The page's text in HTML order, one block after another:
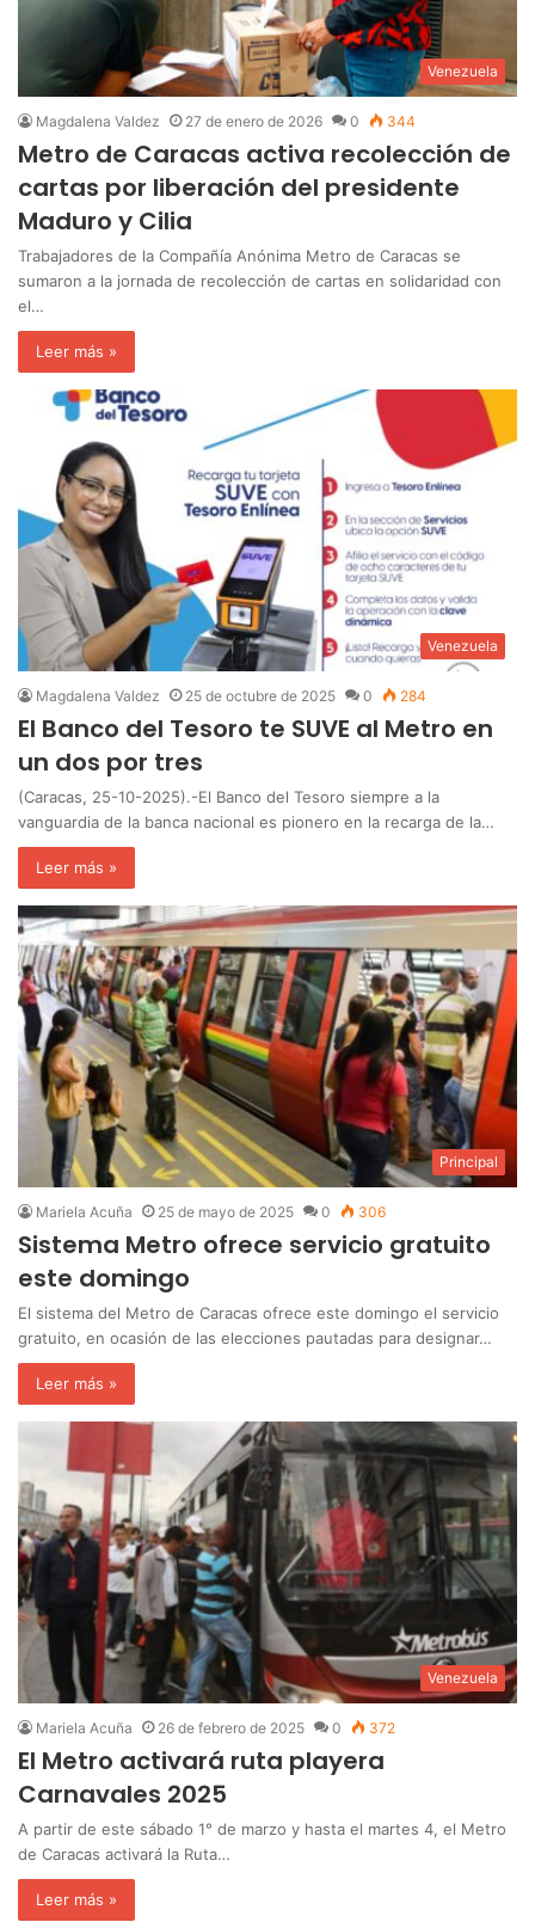
Venezuela
Magdalena Valdez 27 de enero de 2026 0 344
Metro de Caracas activa recolección de
cartas por liberación del presidente
Maduro y Cilia
Trabajadores de la Compañía Anónima Metro de Caracas se
sumaron a la jornada de recolección de cartas en solidaridad con
el…
Leer más »
Venezuela
Magdalena Valdez 25 de octubre de 2025 0 284
El Banco del Tesoro te SUVE al Metro en
un dos por tres
(Caracas, 25-10-2025).-El Banco del Tesoro siempre a la
vanguardia de la banca nacional es pionero en la recarga de la…
Leer más »
Principal
Mariela Acuña 25 de mayo de 2025 0 306
Sistema Metro ofrece servicio gratuito
este domingo
El sistema del Metro de Caracas ofrece este domingo el servicio
gratuito, en ocasión de las elecciones pautadas para designar…
Leer más »
Venezuela
Mariela Acuña 26 de febrero de 2025 0 372
El Metro activará ruta playera
Carnavales 2025
A partir de este sábado 1° de marzo y hasta el martes 4, el Metro
de Caracas activará la Ruta…
Leer más »